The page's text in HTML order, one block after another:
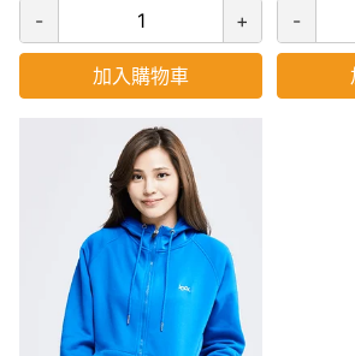
- +
加入購物車
-